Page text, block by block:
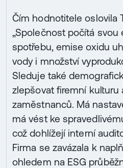
Čím hodnotitele oslovila
„Společnost počítá svou
spotřebu, emise oxidu
vody i množství
Sleduje také
zlepšovat firemní kulturu
zaměstnanců. Má
má vést ke
což dohlížejí interní
Firma se zavázala k
ohledem na ESG